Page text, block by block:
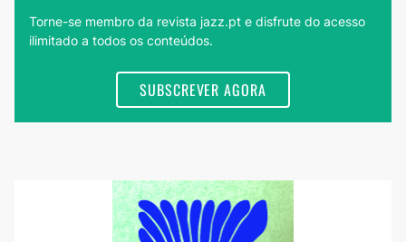
Torne-se membro da revista jazz.pt e disfrute do acesso
ilimitado a todos os conteúdos.
SUBSCREVER AGORA